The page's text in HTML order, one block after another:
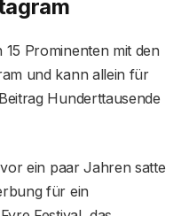
Prominenten mit den
und kann allein für
Hunderttausende
ein paar Jahren satte
für ein